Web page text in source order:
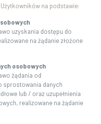
na podstawie:
uzyskania dostępu do
na żądanie złożone
osobowych
żądania od
sprostowania danych
lub / oraz uzupełnienia
realizowane na żądanie